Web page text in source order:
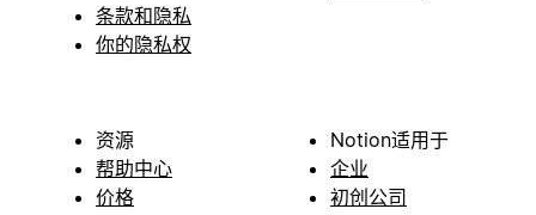
条款和隐私
你的隐私权
资源
帮助中心
价格
Notion适用于
企业
初创公司